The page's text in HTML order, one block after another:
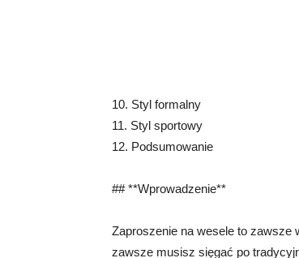
10. Styl formalny
11. Styl sportowy
12. Podsumowanie
## **Wprowadzenie**
Zaproszenie na wesele to zawsze
zawsze musisz sięgać po